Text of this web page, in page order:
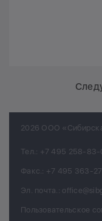
2026 ООО
Тел.: +7 495 258-83-
Факс.: +7 495 363-
Эл. почта.:
Пользовательское